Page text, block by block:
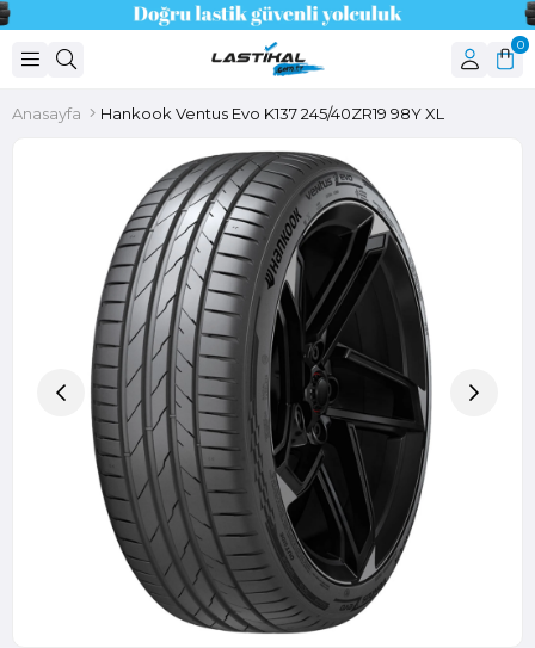
0
Anasayfa Hankook Ventus Evo K137 245/40ZR19 98Y XL